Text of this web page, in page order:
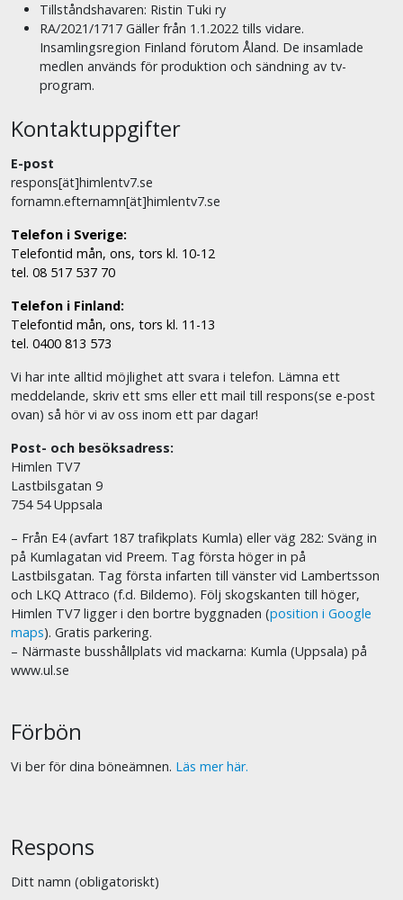
Tillståndshavaren: Ristin Tuki ry
RA/2021/1717 Gäller från 1.1.2022 tills vidare.
Insamlingsregion Finland förutom Åland. De insamlade
medlen används för produktion och sändning av tv-
program.
Kontaktuppgifter
E-post
respons[ät]himlentv7.se
fornamn.efternamn[ät]himlentv7.se
Telefon i Sverige:
Telefontid mån, ons, tors kl. 10-12
tel. 08 517 537 70
Telefon i Finland:
Telefontid mån, ons, tors kl. 11-13
tel. 0400 813 573
Vi har inte alltid möjlighet att svara i telefon. Lämna ett
meddelande, skriv ett sms eller ett mail till respons(se e-post
ovan) så hör vi av oss inom ett par dagar!
Post- och besöksadress:
Himlen TV7
Lastbilsgatan 9
754 54 Uppsala
– Från E4 (avfart 187 trafikplats Kumla) eller väg 282: Sväng in
på Kumlagatan vid Preem. Tag första höger in på
Lastbilsgatan. Tag första infarten till vänster vid Lambertsson
och LKQ Attraco (f.d. Bildemo). Följ skogskanten till höger,
Himlen TV7 ligger i den bortre byggnaden (position i Google
maps). Gratis parkering.
– Närmaste busshållplats vid mackarna: Kumla (Uppsala) på
www.ul.se
Förbön
Vi ber för dina böneämnen. Läs mer här.
Respons
Ditt namn (obligatoriskt)